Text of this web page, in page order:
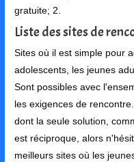
gratuite; 2.
Liste des sites de
Sites où il est simple pour
adolescents, les jeunes
Sont possibles avec
les exigences de
dont la seule solution,
est réciproque, alors
meilleurs sites où les